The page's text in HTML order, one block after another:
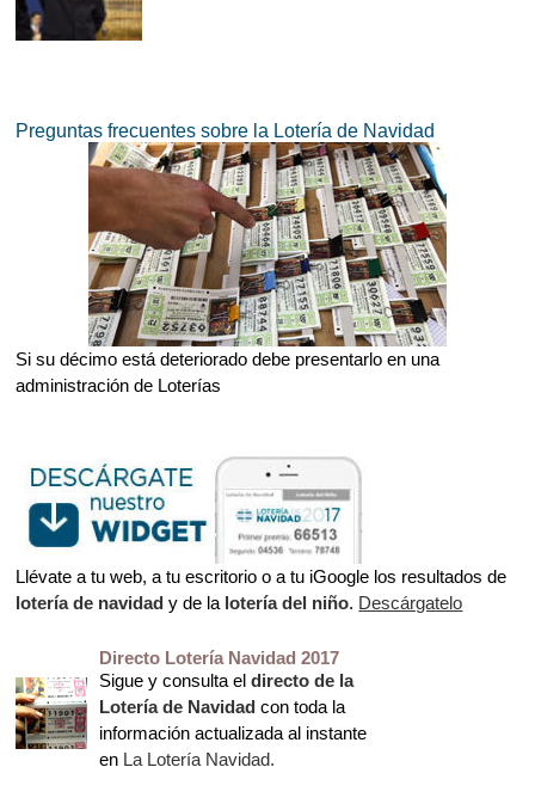
Preguntas frecuentes sobre la Lotería de Navidad
Si su décimo está deteriorado debe presentarlo en una
administración de Loterías
Llévate a tu web, a tu escritorio o a tu iGoogle los resultados de
lotería de navidad y de la lotería del niño. Descárgatelo
Directo Lotería Navidad 2017
Sigue y consulta eldirecto de la
Lotería de Navidad con toda la
información actualizada al instante
en La Lotería Navidad.